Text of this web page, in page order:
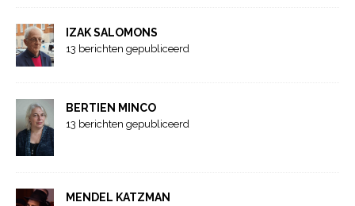
IZAK SALOMONS
13 berichten gepubliceerd
BERTIEN MINCO
13 berichten gepubliceerd
MENDEL KATZMAN